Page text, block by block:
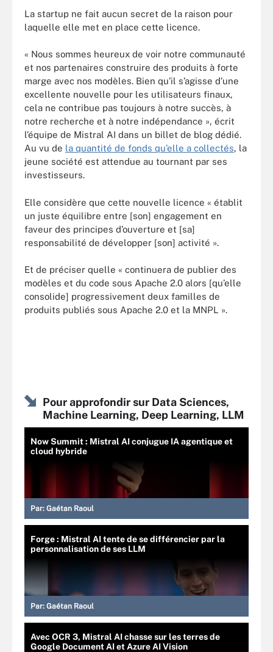
La startup ne fait aucun secret de la raison pour
laquelle elle met en place cette licence.
« Nous sommes heureux de voir notre communauté
et nos partenaires construire des produits à forte
marge avec nos modèles. Bien qu’il s’agisse d’une
excellente nouvelle pour les utilisateurs finaux,
cela ne contribue pas toujours à notre succès, à
notre recherche et à notre indépendance », écrit
l’équipe de Mistral AI dans un billet de blog dédié.
Au vu de la quantité de fonds qu’elle a collectés, la
jeune société est attendue au tournant par ses
investisseurs.
Elle considère que cette nouvelle licence « établit
un juste équilibre entre [son] engagement en
faveur des principes d’ouverture et [sa]
responsabilité de développer [son] activité ».
Et de préciser quelle « continuera de publier des
modèles et du code sous Apache 2.0 alors [qu’elle
consolide] progressivement deux familles de
produits publiés sous Apache 2.0 et la MNPL ».
Pour approfondir sur Data Sciences,
Machine Learning, Deep Learning, LLM
Now Summit : Mistral AI conjugue IA agentique et
cloud hybride
Par: Gaétan Raoul
Forge : Mistral AI tente de se différencier par la
personnalisation de ses LLM
Par: Gaétan Raoul
Avec OCR 3, Mistral AI chasse sur les terres de
Google Document AI et Azure AI Vision